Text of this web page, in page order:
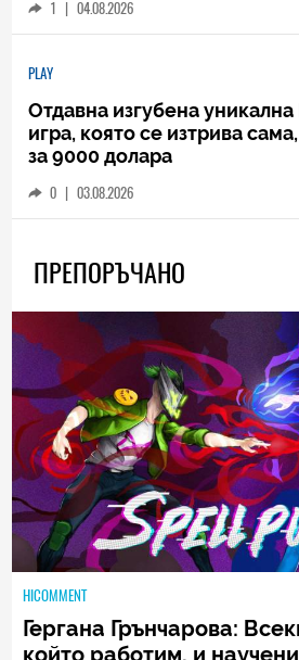
1 | 04.08.2026
PLAY
Отдавна изгубена
игра, която се изтрива
за 9000 долара
0 | 03.08.2026
ПРЕПОРЪЧАНО
HICOMMENT
Гергана Грънчарова:
който работим, и